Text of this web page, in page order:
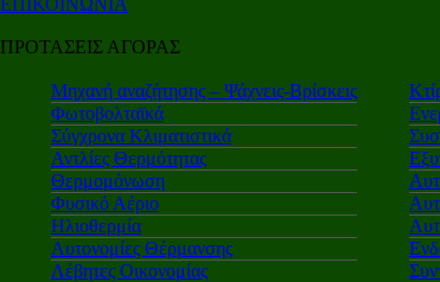
ΕΠΙΚΟΙΝΩΝΙΑ
ΠΡΟΤΑΣΕΙΣ ΑΓΟΡΑΣ
Μηχανή αναζήτησης – Ψάχνεις-Βρίσκεις
Φωτοβολταϊκά
Σύγχρονα Κλιματιστικά
Αντλίες Θερμότητας
Θερμομόνωση
Φυσικό Αέριο
Ηλιοθερμία
Αυτονομίες Θέρμανσης
Λέβητες Οικονομίας